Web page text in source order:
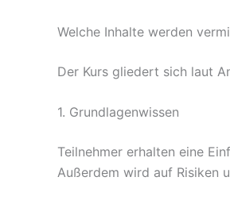
Welche Inhalte werden
Der Kurs gliedert sich laut
1. Grundlagenwissen
Teilnehmer erhalten eine
Außerdem wird auf Risiken